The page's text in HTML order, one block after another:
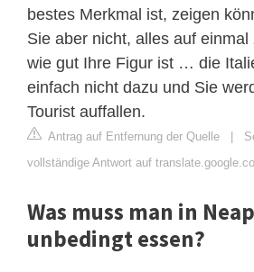
bestes Merkmal ist, zeigen
Sie aber nicht, alles auf
wie gut Ihre Figur ist … die
einfach nicht dazu und Sie
Tourist auffallen.
Antrag auf Entfernung der Quelle |
vollständige Antwort auf
Was muss man in
unbedingt essen?